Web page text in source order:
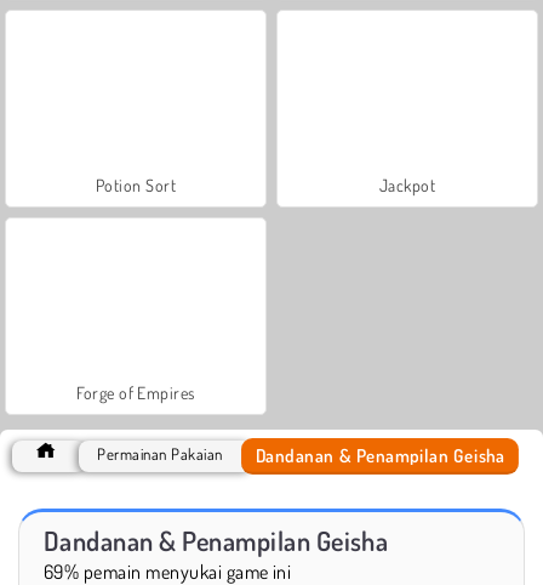
Potion Sort Jackpot
Forge of Empires
Permainan Pakaian Dandanan & Penampilan Geisha
Dandanan & Penampilan Geisha
69% pemain menyukai game ini